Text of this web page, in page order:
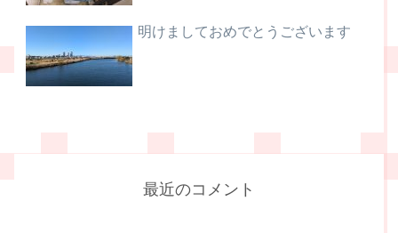
明けましておめでとうございます
最近のコメント